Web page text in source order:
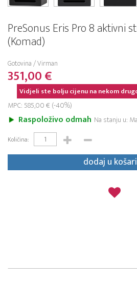
PreSonus Eris Pro 8 aktivni
(Komad)
Gotovina / Virman
351,00 €
Vidjeli ste bolju cijenu na nekom
MPC: 585,00 € (-40%)
Raspoloživo odmah Na stanju u:
Količina:
dodaj u